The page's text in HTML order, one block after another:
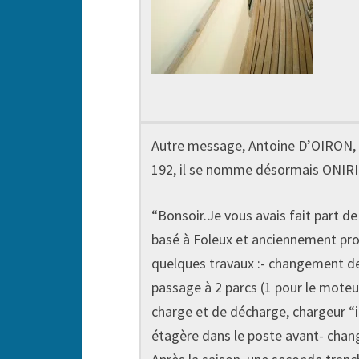
Autre message, Antoine
192, il se nomme désormais
“Bonsoir.Je vous avais fait part
basé à Foleux et anciennement
quelques travaux :- changement
passage à 2 parcs (1 pour le
charge et de décharge, chargeur
étagère dans le poste avant-